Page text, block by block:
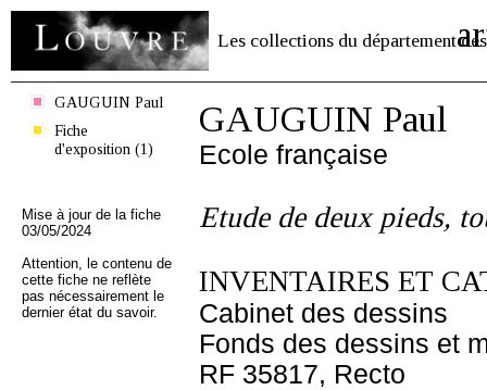
Les collections du département des
GAUGUIN Paul
Fiche
d'exposition (1)
Mise à jour de la fiche
03/05/2024
Attention, le contenu de
cette fiche ne reflète
pas nécessairement le
dernier état du savoir.
GAUGUIN Paul
Ecole française
Etude de deux pieds,
INVENTAIRES ET
Cabinet des dessins
Fonds des dessins et
RF 35817, Recto